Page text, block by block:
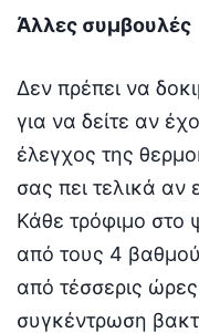
Άλλες συμβουλές
Δεν πρέπει να
για να δείτε αν
έλεγχος της
σας πει τελικά αν
Κάθε τρόφιμο στο
από τους 4
από τέσσερις ώρες
συγκέντρωση